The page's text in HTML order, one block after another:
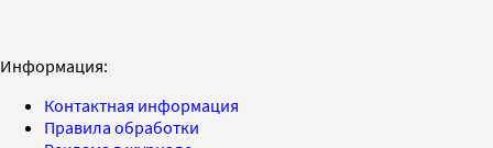
Информация:
Контактная информация
Правила обработки